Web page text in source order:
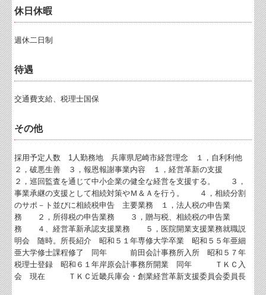
休日休暇
週休二日制
待遇
交通費支給、税理士国保
その他
採用予定人数 1人勤務地 兵庫県尼崎市経営理念 １，自利利他
２，破悪生善 ３，報恩報謝事業内容 １，経営革新の支援
２，巡回監査を通じて中小企業の健全な経営を支援する。 ３，
事業承継の支援として相続対策やＭ＆Ａを行う。 ４，相続分割
のサポ－ト並びに相続税申告 主要業務 １，法人税の申告業
務 ２，所得税の申告業務 ３，贈与税、相続税の申告業
務 ４、経営革新承認支援業務 ５，医院開業支援業務就職説
明会 随時。所長紹介 昭和５１年専修大学卒業 昭和５５年亜細
亜大学修士課程修了 同年 前田会計事務所入所 昭和５７年
税理士登録 昭和６１年岸原会計事務所開業 同年 ＴＫＣ入
会 現在 ＴＫＣ近畿兵庫会・創業経営革新支援委員会委員長